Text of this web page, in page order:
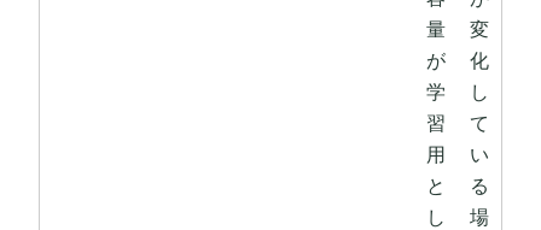
量
が
学
習
用
と
し
変
化
し
て
い
る
場